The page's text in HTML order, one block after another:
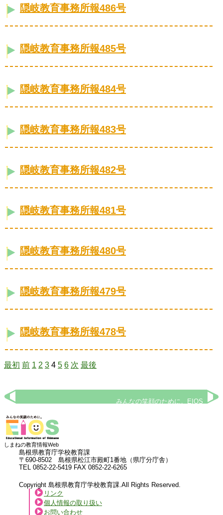
隠岐教育事務所報486号
隠岐教育事務所報485号
隠岐教育事務所報484号
隠岐教育事務所報483号
隠岐教育事務所報482号
隠岐教育事務所報481号
隠岐教育事務所報480号
隠岐教育事務所報479号
隠岐教育事務所報478号
最初 前 1 2 3 4 5 6 次 最後
みんなの笑顔のために。EIOS
しまねの教育情報Web
島根県教育庁学校教育課
〒690-8502 島根県松江市殿町1番地（県庁分庁舎）
TEL 0852-22-5419 FAX 0852-22-6265
Copyright 島根県教育庁学校教育課.All Rights Reserved.
リンク
個人情報の取り扱い
お問い合わせ